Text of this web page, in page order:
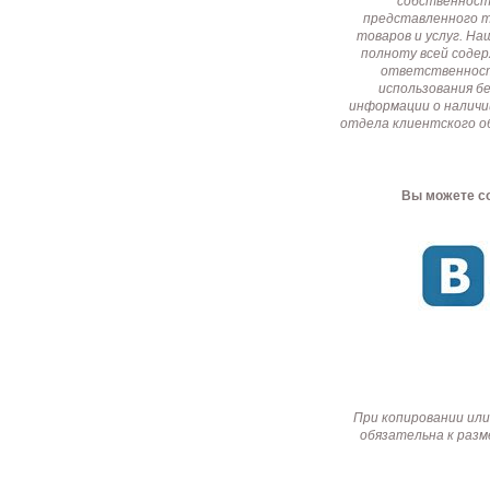
представленного
товаров и услуг.
полноту всей
использования
информации о
отдела клиентского
Вы можете
При копировании
обязательна к